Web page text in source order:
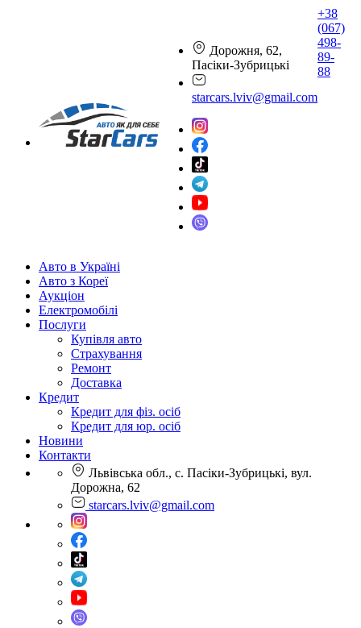
Дорожня, 62,
Пасіки-Зубрицькі
starcars.lviv@gmail.com
+38
(067)
498-
89-
88
Авто в Україні
Авто з Кореї
Аукціон
Електромобілі
Послуги
Купівля авто
Страхування
Ремонт
Доставка
Кредит
Кредит для фіз. осіб
Кредит для юр. осіб
Новини
Контакти
Львівська обл., с. Пасіки-Зубрицькі, вул.
Дорожна, 62
starcars.lviv@gmail.com